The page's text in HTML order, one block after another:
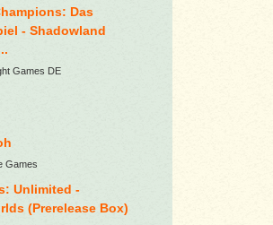
Das
- Shadowland
Games DE
Games
Unlimited -
(Prerelease Box)